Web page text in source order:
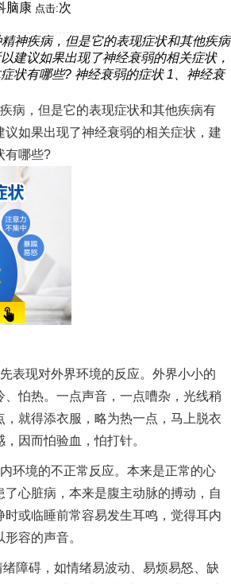
脑康 点击:次
神疾病，但是它的表现症状和其他疾病
建议如果出现了神经衰弱的相关症状，
状有哪些? 神经衰弱的症状 1、神经衰
，但是它的表现症状和其他疾病有
如果出现了神经衰弱的相关症状，建
有哪些?
现对外界环境的反应。外界小小的
怕热。一点声音，一点嘈杂，光线稍
就得添衣服，略为热一点，马上脱衣
因而怕验血，怕打针。
境的不正常反应。本来是正常的心
心脏病，本来是腹主动脉的搏动，自
或临睡前常容易发生耳鸣，觉得耳内
容的声音。
障碍，如情绪易波动、易烦易怒、缺